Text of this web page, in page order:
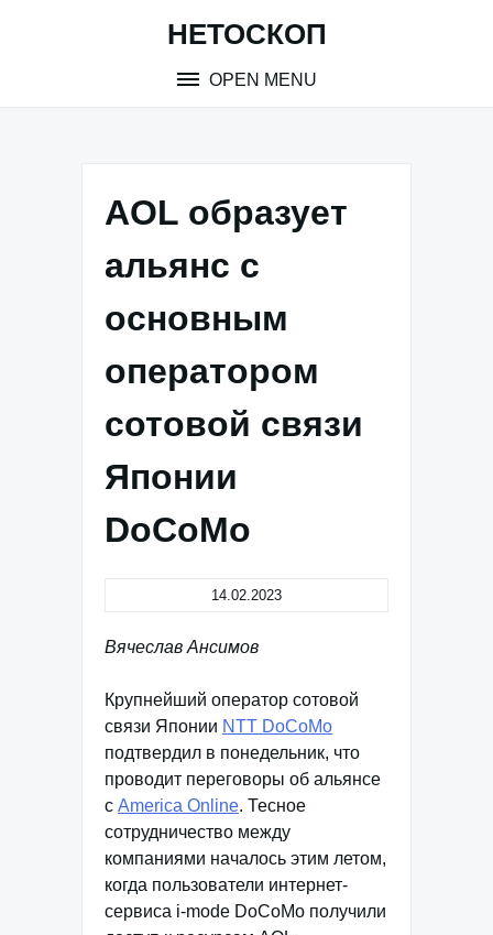
НЕТОСКОП
OPEN MENU
AOL образует
альянс с
основным
оператором
сотовой связи
Японии
DoCoMo
14.02.2023
Вячеслав Ансимов
Крупнейший оператор сотовой
связи Японии NTT DoCoMo
подтвердил в понедельник, что
проводит переговоры об альянсе
с America Online. Тесное
сотрудничество между
компаниями началось этим летом,
когда пользователи интернет-
сервиса i-mode DoCoMo получили